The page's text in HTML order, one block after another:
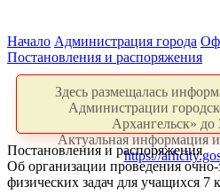
Начало Администрация города
Постановления и распоряжения
Здесь размещалась
Администрации
Архангельск» до
Актуальная информация и
https://
Постановления и распоряжения
Об организации проведения очно-
физических задач для учащихся 7